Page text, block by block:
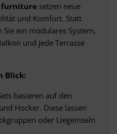
setzen neue
und Komfort. Statt
ein modulares System,
und jede Terrasse
Blick:
basieren auf den
Hocker. Diese lassen
oder Liegeinseln